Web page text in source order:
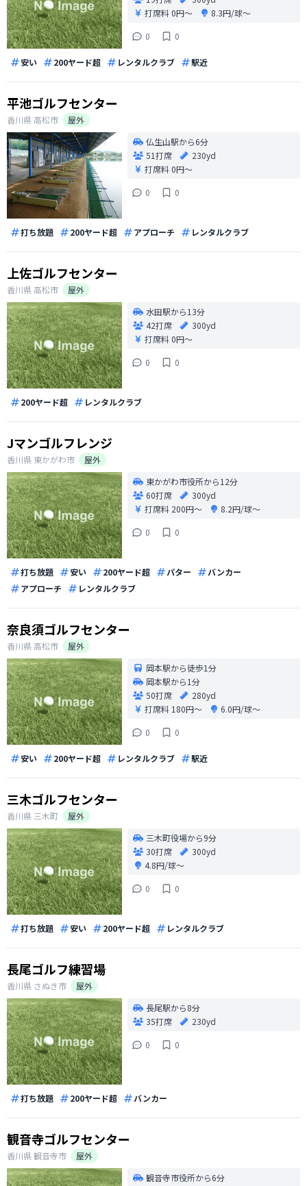
打席料0円〜
8.3円/球〜
0
0
安い 200ヤード超 レンタルクラブ 駅近
平池ゴルフセンター
香川県 高松市
屋外
仏生山駅から6分
51打席
230yd
打席料0円〜
0
0
打ち放題 200ヤード超 アプローチ レンタルクラブ
上佐ゴルフセンター
香川県 高松市
屋外
水田駅から13分
42打席
300yd
打席料0円〜
0
0
200ヤード超 レンタルクラブ
Jマンゴルフレンジ
香川県 東かがわ市
屋外
東かがわ市役所から12分
60打席
300yd
打席料 200円〜
8.2円/球〜
0
0
打ち放題 安い 200ヤード超 パター
バンカー
アプローチ
レンタルクラブ
奈良須ゴルフセンター
香川県 高松市
屋外
岡本駅から徒歩1分
岡本駅から1分
50打席
280yd
打席料 180円〜
6.0円/球〜
0
0
安い 200ヤード超 レンタルクラブ 駅近
三木ゴルフセンター
香川県 三木町
屋外
三木町役場から9分
30打席
300yd
4.8円/球〜
0
0
打ち放題 安い 200ヤード超 レンタルクラブ
長尾ゴルフ練習場
香川県 さぬき市
屋外
長尾駅から8分
35打席
230yd
0
0
打ち放題 200ヤード超 バンカー
観音寺ゴルフセンター
香川県観音寺市
屋外
観音寺市役所から6分